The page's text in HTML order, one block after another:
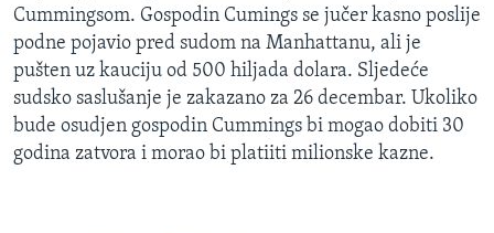
Cummingsom. Gospodin Cumings se jučer kasno poslije
podne pojavio pred sudom na Manhattanu, ali je
pušten uz kauciju od 500 hiljada dolara. Sljedeće
sudsko saslušanje je zakazano za 26 decembar. Ukoliko
bude osudjen gospodin Cummings bi mogao dobiti 30
godina zatvora i morao bi platiiti milionske kazne.